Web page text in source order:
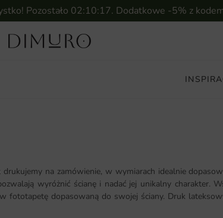
Pozostało 02:10:15. Dodatkowe -5% z
na zamówienie, w wymiarach idealnie
wyróżnić ścianę i nadać jej unikalny charakter.
fototapetę dopasowaną do swojej ściany. Druk